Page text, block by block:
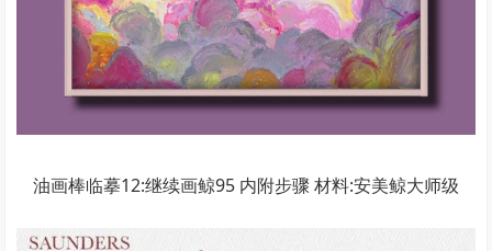
油画棒临摹12:继续画鲸95 内附步骤 材料:安美鲸大师级